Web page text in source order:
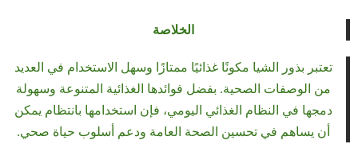
الخلاصة
تعتبر بذور الشيا مكونًا غذائيًا ممتازًا وسهل الاستخدام في العديد
من الوصفات الصحية. بفضل فوائدها الغذائية المتنوعة وسهولة
دمجها في النظام الغذائي اليومي، فإن استخدامها بانتظام يمكن
أن يساهم في تحسين الصحة العامة ودعم أسلوب حياة صحي.